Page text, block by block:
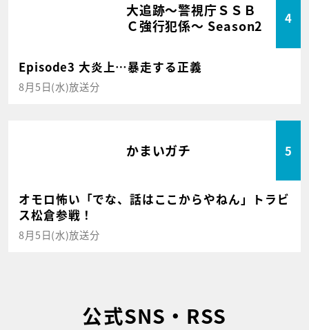
大追跡～警視庁ＳＳＢ
Ｃ強行犯係～ Season2
4
Episode3 大炎上…暴走する正義
8月5日(水)放送分
かまいガチ 5
オモロ怖い「でな、話はここからやねん」トラビ
ス松倉参戦！
8月5日(水)放送分
公式SNS・RSS